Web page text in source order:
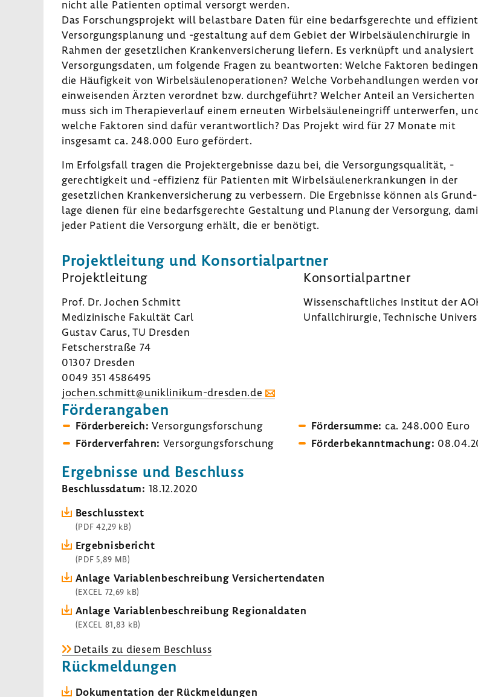
nicht alle Pati­enten optimal versorgt werden.
Das Forschungs­pro­jekt will belast­bare Daten für eine bedarfs­ge­rechte und
Versor­gungs­pla­nung und -​gestaltung auf dem Gebiet der Wirbel­säu­len­chir­urgie in
Rahmen der gesetz­li­chen Kran­ken­ver­si­che­rung liefern. Es verknüpft und analy­siert
Versor­gungs­daten, um folgende Fragen zu beant­worten: Welche Faktoren bedingen
die Häufig­keit von Wirbel­säu­len­ope­ra­tionen? Welche Vorbe­hand­lungen werden
einwei­senden Ärzten verordnet bzw. durch­ge­führt? Welcher Anteil an Versi­cherten
muss sich im Thera­pie­ver­lauf einem erneuten Wirbel­säu­len­ein­griff unter­werfen,
welche Faktoren sind dafür verant­wort­lich? Das Projekt wird für 27 Monate mit
insge­samt ca. 248.000 Euro geför­dert.
Im Erfolgs­fall tragen die Projekt­er­geb­nisse dazu bei, die Versor­gungs­qua­lität, -​
gerechtigkeit und -​effizienz für Pati­enten mit Wirbel­säu­len­er­kran­kungen in der
gesetz­li­chen Kran­ken­ver­si­che­rung zu verbes­sern. Die Ergeb­nisse können als Grund­
lage dienen für eine bedarfs­ge­rechte Gestal­tung und Planung der Versor­gung,
jeder Patient die Versor­gung erhält, die er benö­tigt.
Projekt­lei­tung und Konsor­ti­al­partner
Projekt­lei­tung
Prof. Dr. Jochen Schmitt
Medi­zi­ni­sche Fakultät Carl
Gustav Carus, TU Dresden
Fetscher­straße 74
01307 Dresden
0049 351 4586495
jochen.schmitt@uniklinikum-​dresden.de
Konsor­ti­al­partner
Wissen­schaft­li­ches Institut der
Unfall­chir­urgie, Tech­ni­sche
Förder­an­gaben
Förder­be­reich: Versor­gungs­for­schung
Förder­ver­fahren: Versor­gungs­for­schung
Förder­summe: ca. 248.000 Euro
Förder­be­kannt­ma­chung:
Ergeb­nisse und Beschluss
Beschluss­datum: 18.12.2020
Beschluss­text
(PDF 42,29 kB)
Ergeb­nis­be­richt
(PDF 5,89 MB)
Anlage Varia­blen­be­schrei­bung Versi­cher­ten­daten
(EXCEL 72,69 kB)
Anlage Varia­blen­be­schrei­bung Regio­nal­daten
(EXCEL 81,83 kB)
Details zu diesem Beschluss
Rück­mel­dungen
Doku­men­ta­tion der Rück­mel­dungen